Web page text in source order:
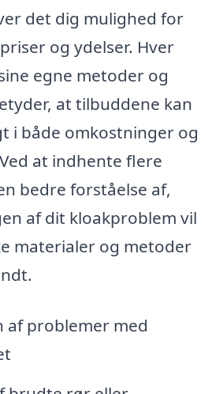
det dig mulighed for
og ydelser. Hver
egne metoder og
at tilbuddene kan
i både omkostninger og
at indhente flere
bedre forståelse af,
af dit kloakproblem vil
materialer og metoder
problemer med